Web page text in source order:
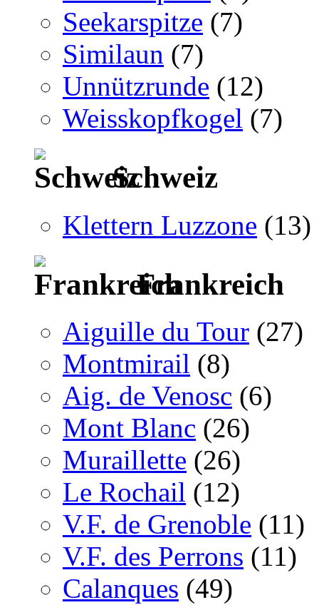
Seekarspitze (7)
Similaun (7)
Unnützrunde (12)
Weisskopfkogel (7)
Schweiz
Klettern Luzzone (13)
Frankreich
Aiguille du Tour (27)
Montmirail (8)
Aig. de Venosc (6)
Mont Blanc (26)
Muraillette (26)
Le Rochail (12)
V.F. de Grenoble (11)
V.F. des Perrons (11)
Calanques (49)